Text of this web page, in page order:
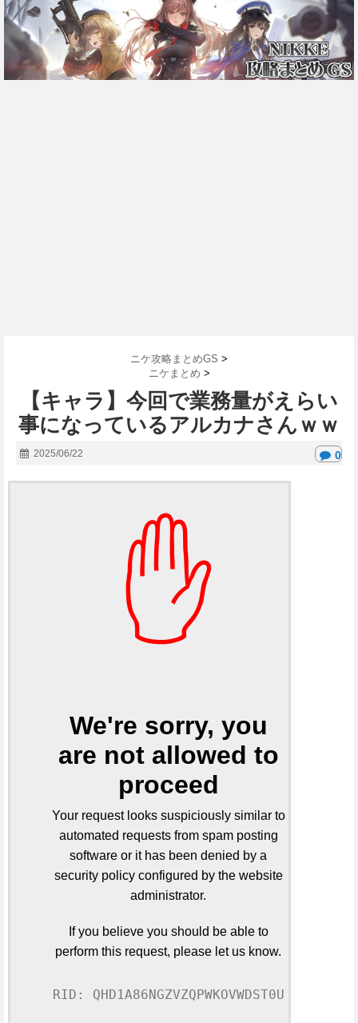
ニケ攻略まとめGS >
ニケまとめ >
【キャラ】今回で業務量がえらい
事になっているアルカナさんｗｗ
2025/06/22 0
✋
We're sorry, you
are not allowed to
proceed
Your request looks suspiciously similar to
automated requests from spam posting
software or it has been denied by a
security policy configured by the website
administrator.
If you believe you should be able to
perform this request, please let us know.
RID: QHD1A86NGZVZQPWKOVWDST0U